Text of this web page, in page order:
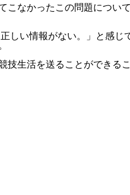
なかったこの問題につい
い情報がない。」と感
生活を送ることができる